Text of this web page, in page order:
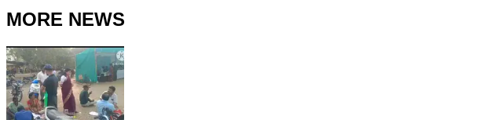
MORE NEWS